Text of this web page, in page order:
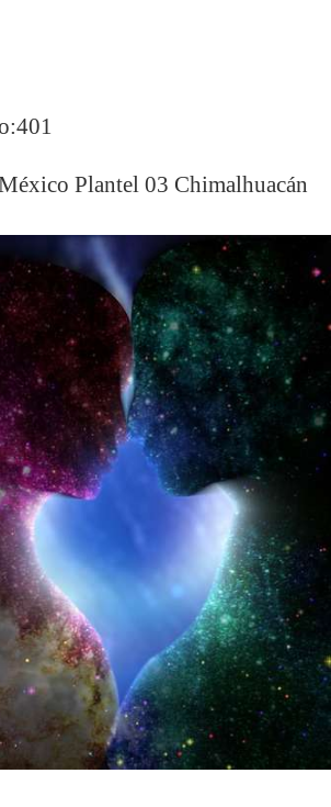
Plantel 03 Chimalhuacán